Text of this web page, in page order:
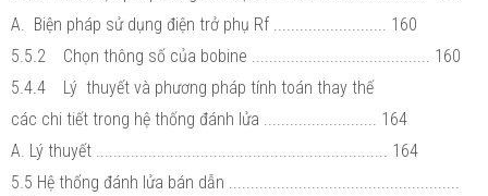
A. Biện pháp sử dụng điện trở phụ Rf .......................... 160
5.5.2 Chọn thông số của bobine ......................................... 160
5.4.4 Lý thuyết và phương pháp tính toán thay thế
các chi tiết trong hệ thống đánh lửa .......................... 164
A. Lý thuyết ................................................................... 164
5.5 Hệ thống đánh lửa bán dẫn .....................................................